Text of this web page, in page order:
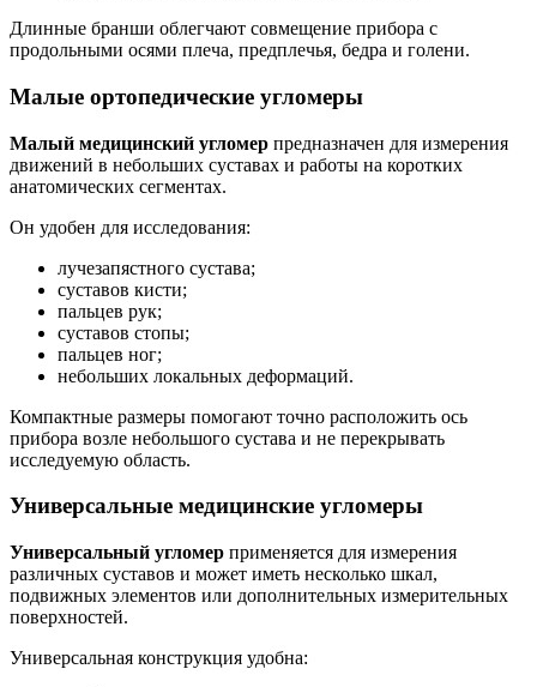
Длинные бранши облегчают совмещение прибора с
продольными осями плеча, предплечья, бедра и голени.
Малые ортопедические угломеры
Малый медицинский угломер предназначен для измерения
движений в небольших суставах и работы на коротких
анатомических сегментах.
Он удобен для исследования:
лучезапястного сустава;
суставов кисти;
пальцев рук;
суставов стопы;
пальцев ног;
небольших локальных деформаций.
Компактные размеры помогают точно расположить ось
прибора возле небольшого сустава и не перекрывать
исследуемую область.
Универсальные медицинские угломеры
Универсальный угломер применяется для измерения
различных суставов и может иметь несколько шкал,
подвижных элементов или дополнительных измерительных
поверхностей.
Универсальная конструкция удобна: